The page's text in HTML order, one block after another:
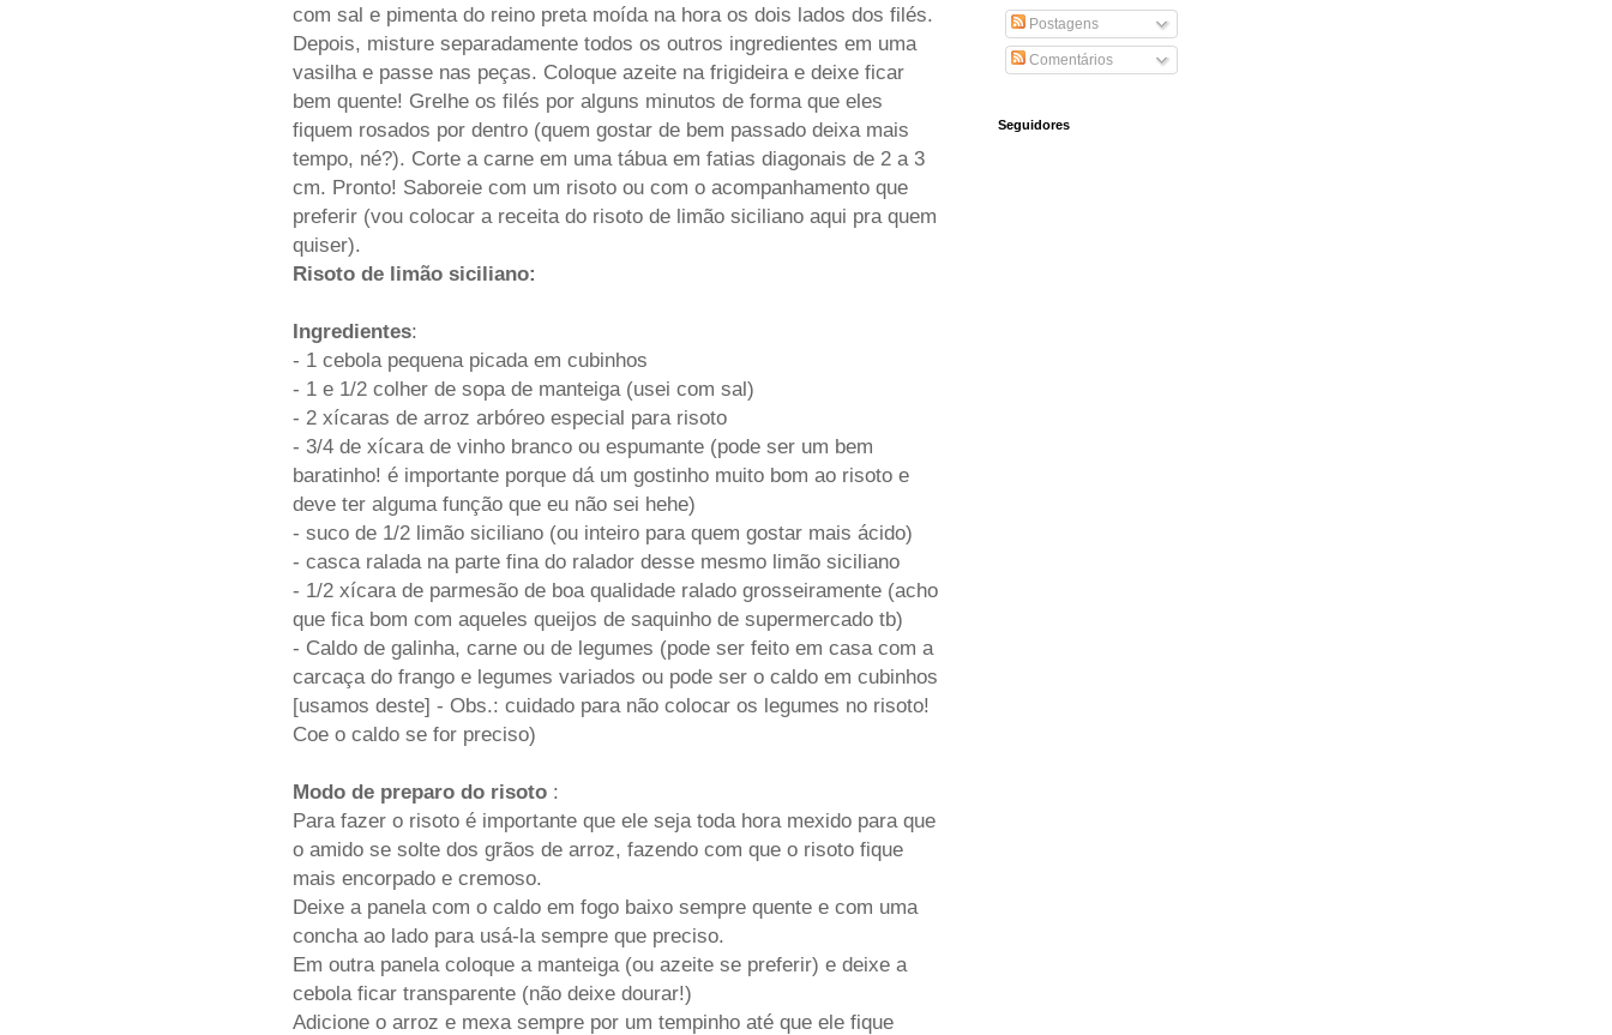
com sal e pimenta do reino preta moída na hora os dois lados dos filés.
Depois, misture separadamente todos os outros ingredientes em uma
vasilha e passe nas peças. Coloque azeite na frigideira e deixe ficar
bem quente! Grelhe os filés por alguns minutos de forma que eles
fiquem rosados por dentro (quem gostar de bem passado deixa mais
tempo, né?). Corte a carne em uma tábua em fatias diagonais de 2 a 3
cm. Pronto! Saboreie com um risoto ou com o acompanhamento que
preferir (vou colocar a receita do risoto de limão siciliano aqui pra quem
quiser).
Risoto de limão siciliano:
Ingredientes:
- 1 cebola pequena picada em cubinhos
- 1 e 1/2 colher de sopa de manteiga (usei com sal)
- 2 xícaras de arroz arbóreo especial para risoto
- 3/4 de xícara de vinho branco ou espumante (pode ser um bem
baratinho! é importante porque dá um gostinho muito bom ao risoto e
deve ter alguma função que eu não sei hehe)
- suco de 1/2 limão siciliano (ou inteiro para quem gostar mais ácido)
- casca ralada na parte fina do ralador desse mesmo limão siciliano
- 1/2 xícara de parmesão de boa qualidade ralado grosseiramente (acho
que fica bom com aqueles queijos de saquinho de supermercado tb)
- Caldo de galinha, carne ou de legumes (pode ser feito em casa com a
carcaça do frango e legumes variados ou pode ser o caldo em cubinhos
[usamos deste] - Obs.: cuidado para não colocar os legumes no risoto!
Coe o caldo se for preciso)
Modo de preparo do risoto :
Para fazer o risoto é importante que ele seja toda hora mexido para que
o amido se solte dos grãos de arroz, fazendo com que o risoto fique
mais encorpado e cremoso.
Deixe a panela com o caldo em fogo baixo sempre quente e com uma
concha ao lado para usá-la sempre que preciso.
Em outra panela coloque a manteiga (ou azeite se preferir) e deixe a
cebola ficar transparente (não deixe dourar!)
Adicione o arroz e mexa sempre por um tempinho até que ele fique
Postagens
Comentários
Seguidores